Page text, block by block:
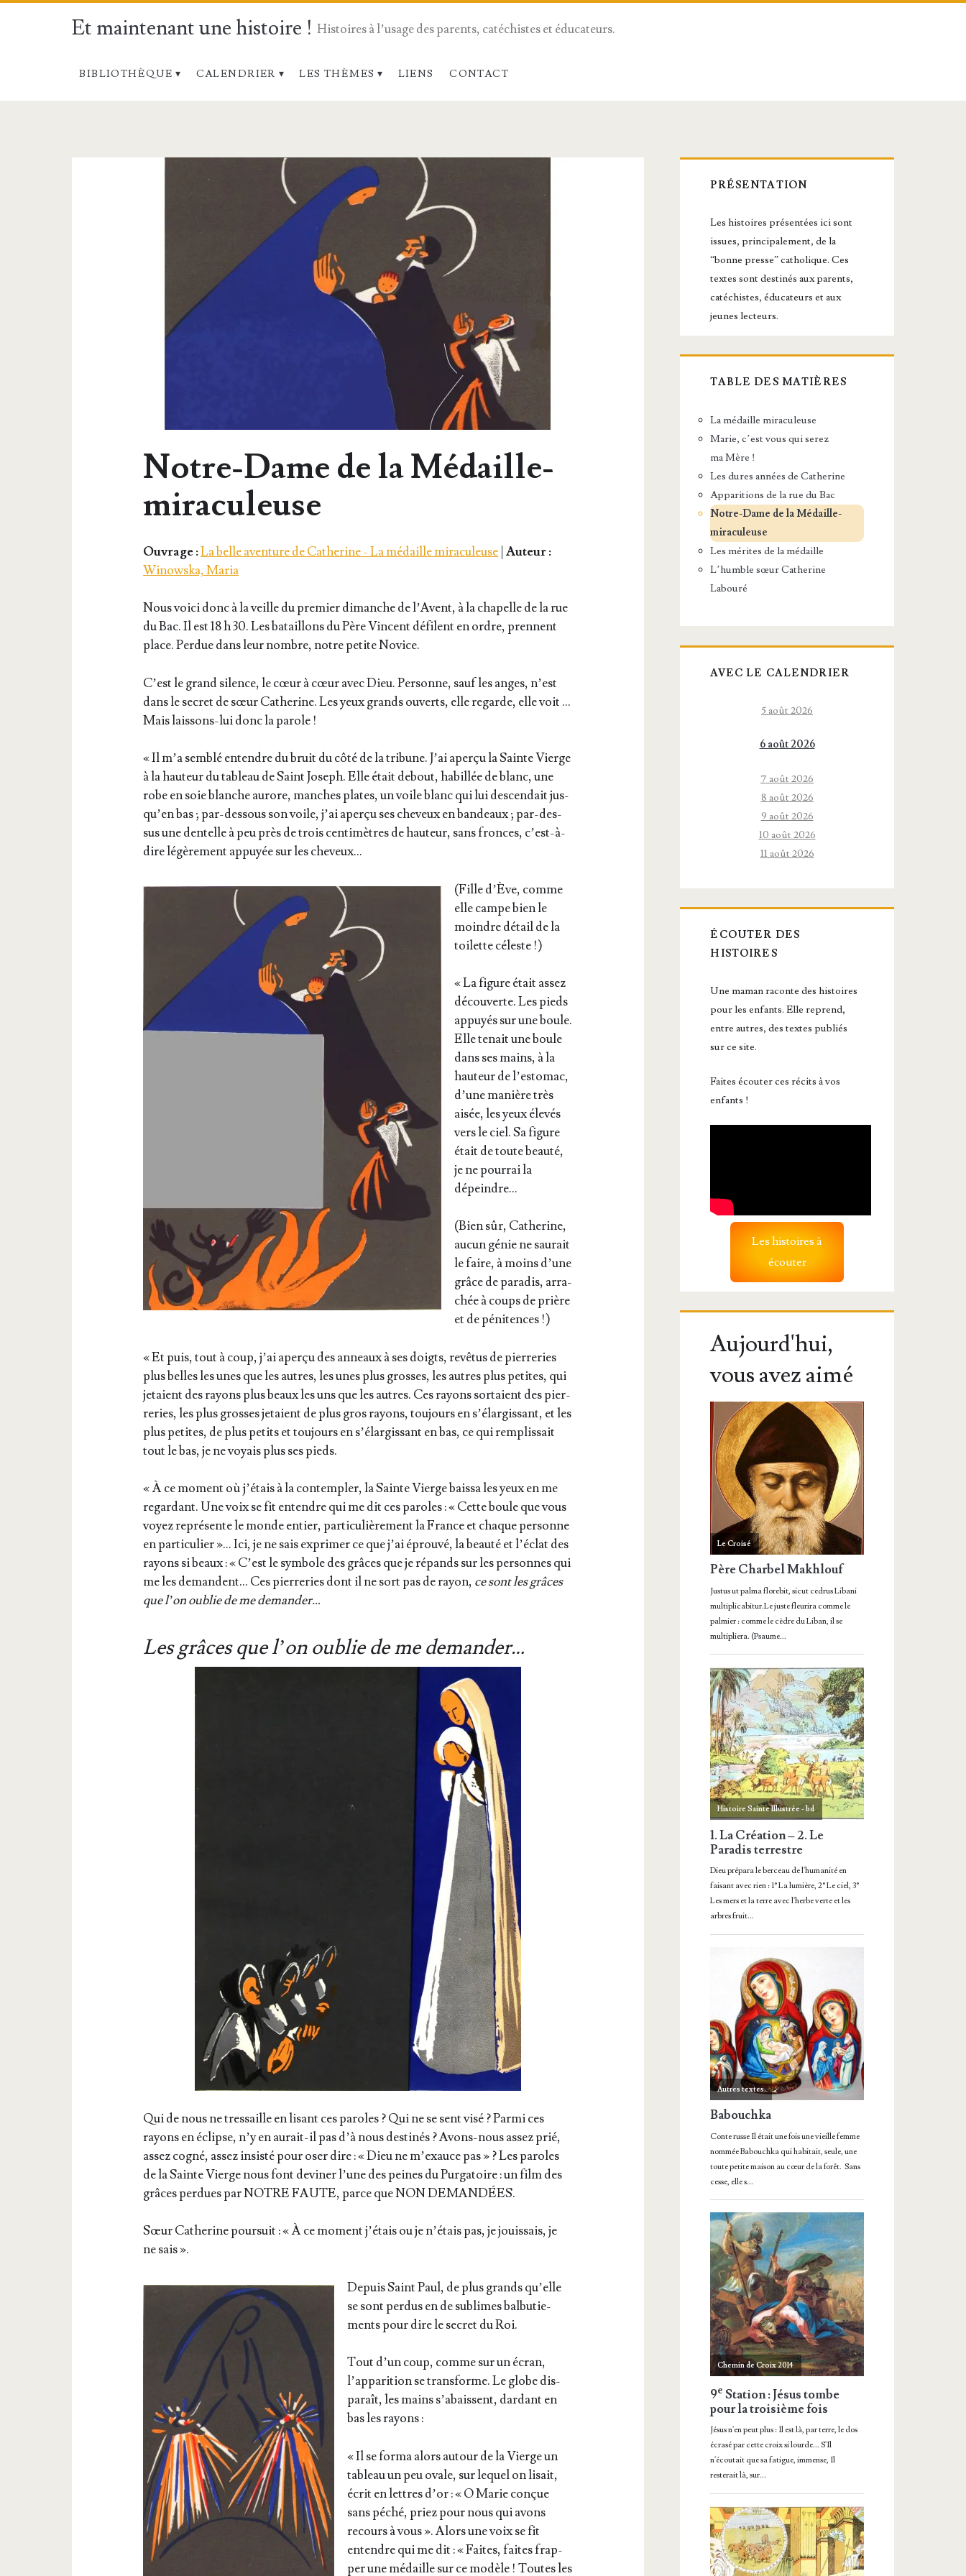
Et maintenant une histoire ! Histoires à l’usage des parents, catéchistes et éducateurs.
BIBLIOTHÈQUE CALENDRIER LES THÈMES LIENS CONTACT
Notre-Dame de la Médaille-
miraculeuse
Ouvrage :La belle aventure de Catherine - La médaille miraculeuse |Auteur :
Winowska, Maria
Nous voi­ci donc à la veille du pre­mier dimanche de l’Avent, à la cha­pelle de la rue
du Bac. Il est 18 h 30. Les bataillons du Père Vincent défilent en ordre, prennent
place. Per­due dans leur nombre, notre petite Novice.
C’est le grand silence, le cœur à cœur avec Dieu. Per­sonne, sauf les anges, n’est
dans le secret de sœur Cathe­rine. Les yeux grands ouverts, elle regarde, elle voit …
Mais lais­sons-lui donc la parole !
« Il m’a sem­blé entendre du bruit du côté de la tri­bune. J’ai aper­çu la Sainte Vierge
à la hau­teur du tableau de Saint Joseph. Elle était debout, habillée de blanc, une
robe en soie blanche aurore, manches plates, un voile blanc qui lui des­cen­dait jus­
qu’en bas ; par-des­sous son voile, j’ai aper­çu ses che­veux en ban­deaux ; par-des­
sus une den­telle à peu près de trois cen­ti­mètres de hau­teur, sans fronces, c’est-à-
dire légè­re­ment appuyée sur les cheveux…
(Fille d’Ève, comme
elle campe bien le
moindre détail de la
toi­lette céleste !)
« La figure était assez
décou­verte. Les pieds
appuyés sur une boule.
Elle tenait une boule
dans ses mains, à la
hau­teur de l’es­to­mac,
d’une manière très
aisée, les yeux éle­vés
vers le ciel. Sa figure
était de toute beau­té,
je ne pour­rai la
dépeindre…
(Bien sûr, Cathe­rine,
aucun génie ne sau­rait
le faire, à moins d’une
grâce de para­dis, arra­
chée à coups de prière
et de pénitences !)
« Et puis, tout à coup, j’ai aper­çu des anneaux à ses doigts, revê­tus de pier­re­ries
plus belles les unes que les autres, les unes plus grosses, les autres plus petites, qui
jetaient des rayons plus beaux les uns que les autres. Ces rayons sor­taient des pier­
re­ries, les plus grosses jetaient de plus gros rayons, tou­jours en s’é­lar­gis­sant, et les
plus petites, de plus petits et tou­jours en s’é­lar­gis­sant en bas, ce qui rem­plis­sait
tout le bas, je ne voyais plus ses pieds.
« À ce moment où j’é­tais à la contem­pler, la Sainte Vierge bais­sa les yeux en me
regar­dant. Une voix se fit entendre qui me dit ces paroles : « Cette boule que vous
voyez repré­sente le monde entier, par­ti­cu­liè­re­ment la France et chaque per­sonne
en par­ti­cu­lier »… Ici, je ne sais expri­mer ce que j’ai éprou­vé, la beau­té et l’é­clat des
rayons si beaux : « C’est le sym­bole des grâces que je répands sur les per­sonnes qui
me les demandent… Ces pier­re­ries dont il ne sort pas de rayon, ce sont les grâces
que l’on oublie de me demander…
Les grâces que l’on oublie de me demander…
Qui de nous ne tres­saille en lisant ces paroles ? Qui ne se sent visé ? Par­mi ces
rayons en éclipse, n’y en aurait-il pas d’à nous des­ti­nés ? Avons-nous assez prié,
assez cogné, assez insis­té pour oser dire : « Dieu ne m’exauce pas » ? Les paroles
de la Sainte Vierge nous font devi­ner l’une des peines du Pur­ga­toire : un film des
grâces per­dues par NOTRE FAUTE, parce que NON DEMANDÉES.
Sœur Cathe­rine pour­suit : « À ce moment j’é­tais ou je n’é­tais pas, je jouis­sais, je
ne sais ».
Depuis Saint Paul, de plus grands qu’elle
se sont per­dus en de sublimes bal­bu­tie­
ments pour dire le secret du Roi.
Tout d’un coup, comme sur un écran,
l’ap­pa­ri­tion se trans­forme. Le globe dis­
pa­raît, les mains s’a­baissent, dar­dant en
bas les rayons :
« Il se for­ma alors autour de la Vierge un
tableau un peu ovale, sur lequel on lisait,
écrit en lettres d’or : « O Marie conçue
sans péché, priez pour nous qui avons
recours à vous ». Alors une voix se fit
entendre qui me dit : « Faites, faites frap­
per une médaille sur ce modèle ! Toutes les
Barre
latérale
principale
PRÉSENTATION
Les histoires présentées ici sont
issues, principalement, de la
“bonne presse” catholique. Ces
textes sont destinés aux parents,
catéchistes, éducateurs et aux
jeunes lecteurs.
TABLE DES MATIÈRES
La médaille miraculeuse
Marie, c’est vous qui serez
ma Mère !
Les dures années de Catherine
Apparitions de la rue du Bac
Notre-Dame de la Médaille-
miraculeuse
Les mérites de la médaille
L’humble sœur Catherine
Labouré
AVEC LE CALENDRIER
5 août 2026
6 août 2026
7 août 2026
8 août 2026
9 août 2026
10 août 2026
11 août 2026
ÉCOUTER DES
HISTOIRES
Une maman raconte des histoires
pour les enfants. Elle reprend,
entre autres, des textes publiés
sur ce site.
Faites écouter ces récits à vos
enfants !
Les histoires à
écouter
Aujourd'hui,
vous avez aimé